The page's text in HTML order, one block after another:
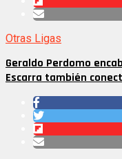
Otras Ligas
Geraldo Perdomo
Escarra también